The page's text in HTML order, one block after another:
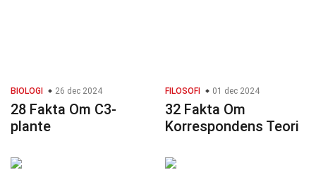
BIOLOGI 26 dec 2024
28 Fakta Om C3-
plante
FILOSOFI 01 dec 2024
32 Fakta Om
Korrespondens Teori